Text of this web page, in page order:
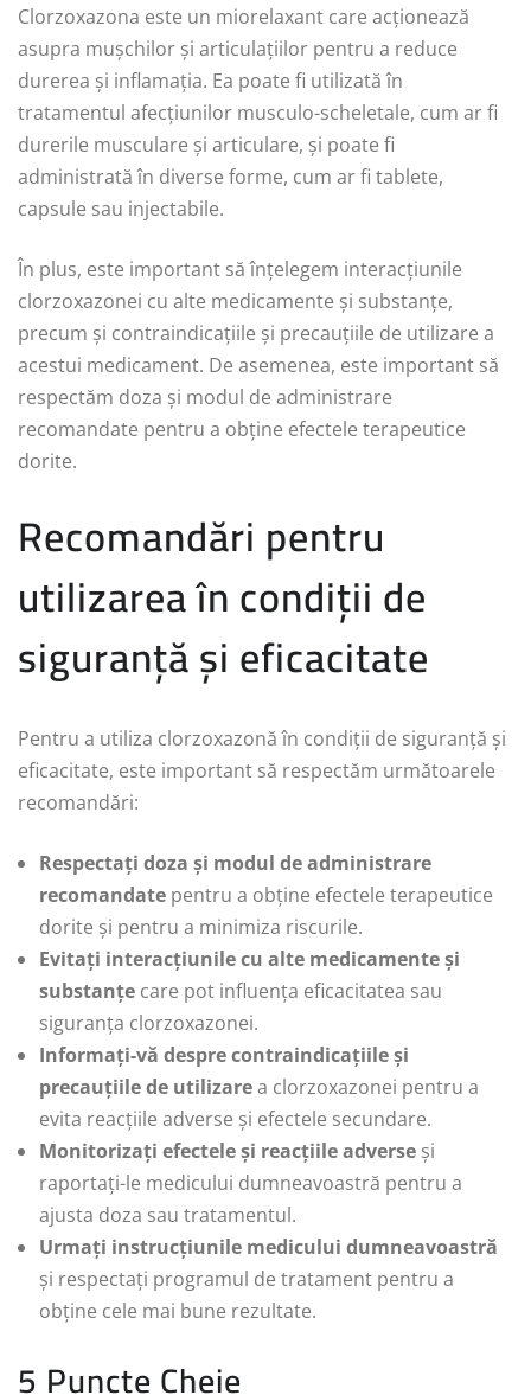
Clorzoxazona este un miorelaxant care acționează
asupra mușchilor și articulațiilor pentru a reduce
durerea și inflamația. Ea poate fi utilizată în
tratamentul afecțiunilor musculo-scheletale, cum ar fi
durerile musculare și articulare, și poate fi
administrată în diverse forme, cum ar fi tablete,
capsule sau injectabile.
În plus, este important să înțelegem interacțiunile
clorzoxazonei cu alte medicamente și substanțe,
precum și contraindicațiile și precauțiile de utilizare a
acestui medicament. De asemenea, este important să
respectăm doza și modul de administrare
recomandate pentru a obține efectele terapeutice
dorite.
Recomandări pentru
utilizarea în condiții de
siguranță și eficacitate
Pentru a utiliza clorzoxazonă în condiții de siguranță și
eficacitate, este important să respectăm următoarele
recomandări:
Respectați doza și modul de administrare
recomandate pentru a obține efectele terapeutice
dorite și pentru a minimiza riscurile.
Evitați interacțiunile cu alte medicamente și
substanțe care pot influența eficacitatea sau
siguranța clorzoxazonei.
Informați-vă despre contraindicațiile și
precauțiile de utilizarea clorzoxazonei pentru a
evita reacțiile adverse și efectele secundare.
Monitorizați efectele și reacțiile adverse și
raportați-le medicului dumneavoastră pentru a
ajusta doza sau tratamentul.
Urmați instrucțiunile medicului dumneavoastră
și respectați programul de tratament pentru a
obține cele mai bune rezultate.
5 Puncte Cheie